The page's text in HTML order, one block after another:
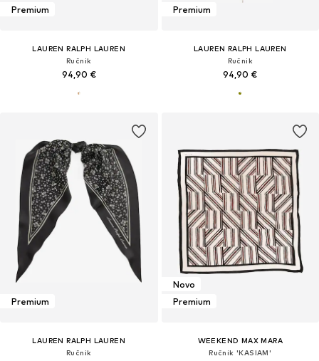
Premium
LAUREN RALPH LAUREN
Ručnik
94,90 €
Premium
LAUREN RALPH LAUREN
Ručnik
94,90 €
Premium
LAUREN RALPH LAUREN
Ručnik
Novo
Premium
WEEKEND MAX MARA
Ručnik 'KASIAM'